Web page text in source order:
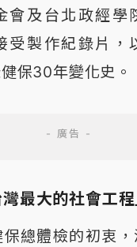
會及台北政經學
受製作紀錄片，
保30年變化史。
灣最大的社會工程
總體檢的初衷